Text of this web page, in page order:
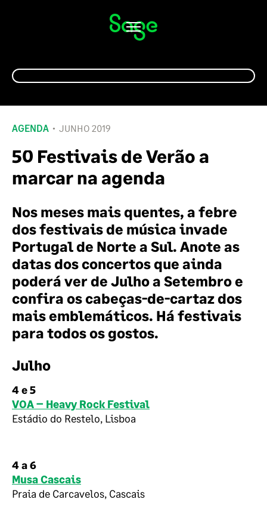
Alternar
navegação
AGENDA JUNHO 2019
50 Festivais de Verão a
marcar na agenda
Nos meses mais quentes, a febre
dos festivais de música invade
Portugal de Norte a Sul. Anote as
datas dos concertos que ainda
poderá ver de Julho a Setembro e
confira os cabeças-de-cartaz dos
mais emblemáticos. Há festivais
para todos os gostos.
Julho
4 e 5
VOA – Heavy Rock Festival
Estádio do Restelo, Lisboa
4 a 6
Musa Cascais
Praia de Carcavelos, Cascais